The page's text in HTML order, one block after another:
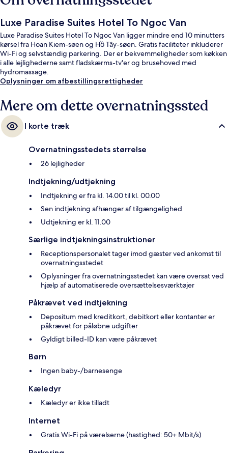
Luxe Paradise Suites Hotel To Ngoc Van
Luxe Paradise Suites Hotel To Ngoc Van ligger mindre end 10 minutters
kørsel fra Hoan Kiem-søen og Hồ Tây-søen. Gratis faciliteter inkluderer
Wi-Fi og selvstændig parkering. Der er bekvemmeligheder som køkken
i alle lejlighederne samt fladskærms-tv'er og brusehoved med
hydromassage.
Oplysninger om afbestillingsrettigheder
Mere om dette overnatningssted
I korte træk
Overnatningsstedets størrelse
26 lejligheder
Indtjekning/udtjekning
Indtjekning er fra kl. 14.00 til kl. 00.00
Sen indtjekning afhænger af tilgængelighed
Udtjekning er kl. 11.00
Særlige indtjekningsinstruktioner
Receptionspersonalet tager imod gæster ved ankomst til
overnatningsstedet
Oplysninger fra overnatningsstedet kan være oversat ved
hjælp af automatiserede oversættelsesværktøjer
Påkrævet ved indtjekning
Depositum med kreditkort, debitkort eller kontanter er
påkrævet for påløbne udgifter
Gyldigt billed-ID kan være påkrævet
Børn
Ingen baby-/barnesenge
Kæledyr
Kæledyr er ikke tilladt
Internet
Gratis Wi-Fi på værelserne (hastighed: 50+ Mbit/s)